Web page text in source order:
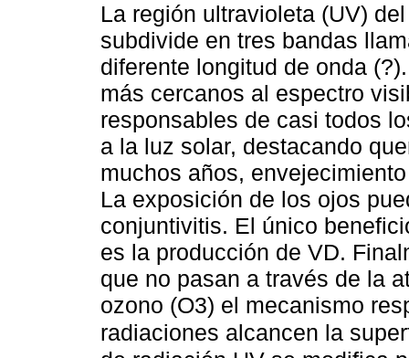
La región ultravioleta (UV)
subdivide en tres bandas
diferente longitud de onda
más cercanos al espectro
responsables de casi todos
a la luz solar, destacando
muchos años,
La exposición de los ojos
conjuntivitis. El único
es la producción de VD.
que no pasan a través de la
ozono (O3) el mecanismo
radiaciones alcancen la